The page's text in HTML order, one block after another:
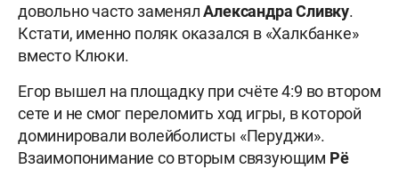
довольно часто заменялАлександра Сливку.
Кстати, именно поляк оказался в «Халкбанке»
вместо Клюки.
Егор вышел на площадку при счёте 4:9 во втором
сете и не смог переломить ход игры, в которой
доминировали волейболисты «Перуджи».
Взаимопонимание со вторым связующим Рё